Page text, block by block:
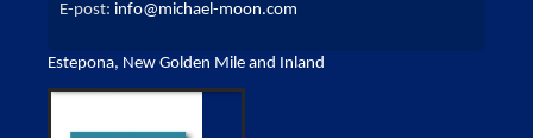
E-post: info@michael-moon.com
Estepona, New Golden Mile and Inland